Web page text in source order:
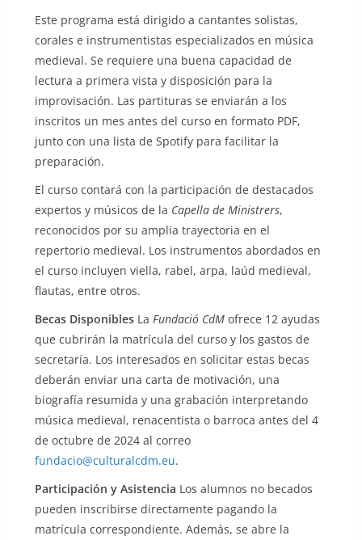
Este programa está dirigido a cantantes solistas,
corales e instrumentistas especializados en música
medieval. Se requiere una buena capacidad de
lectura a primera vista y disposición para la
improvisación. Las partituras se enviarán a los
inscritos un mes antes del curso en formato PDF,
junto con una lista de Spotify para facilitar la
preparación.
El curso contará con la participación de destacados
expertos y músicos de la Capella de Ministrers,
reconocidos por su amplia trayectoria en el
repertorio medieval. Los instrumentos abordados en
el curso incluyen viella, rabel, arpa, laúd medieval,
flautas, entre otros.
Becas DisponiblesLa Fundació CdMofrece 12 ayudas
que cubrirán la matrícula del curso y los gastos de
secretaría. Los interesados en solicitar estas becas
deberán enviar una carta de motivación, una
biografía resumida y una grabación interpretando
música medieval, renacentista o barroca antes del 4
de octubre de 2024 al correo
fundacio@culturalcdm.eu.
Participación y Asistencia Los alumnos no becados
pueden inscribirse directamente pagando la
matrícula correspondiente. Además, se abre la